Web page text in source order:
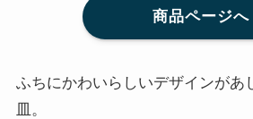
商品ページへ
ふちにかわいらしいデザインがあ
皿。